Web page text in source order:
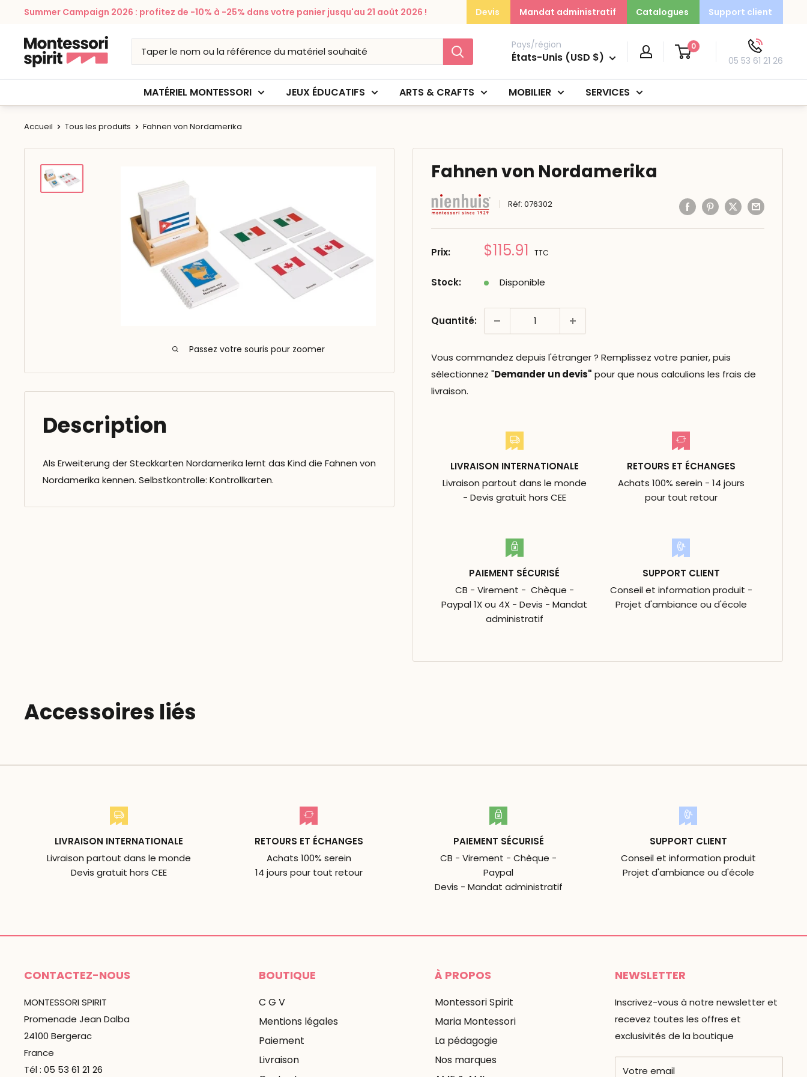
Passer
contenu
Summer Campaign 2026 : profitez de -10% à -25% dans votre panier jusqu'au 21 août 2026 ! Devis Mandat administratif Catalogues Support client
Montessori
Spirit
Pays/région
États-Unis (USD $)
0
05 53 61 21 26
MATÉRIEL MONTESSORI JEUX ÉDUCATIFS ARTS & CRAFTS MOBILIER SERVICES
Accueil Tous les produits Fahnen von Nordamerika
Passez votre souris pour zoomer
Fahnen von Nordamerika
Réf:076302
Prix: Prix
$115.91 TTC
Stock: Disponible
Quantité:
Vous commandez depuis l'étranger ? Remplissez votre panier, puis
sélectionnez "Demander un devis" pour que nous calculions les frais de
livraison.
LIVRAISON INTERNATIONALE
Livraison partout dans le monde
- Devis gratuit hors CEE
RETOURS ET ÉCHANGES
Achats 100% serein - 14 jours
pour tout retour
PAIEMENT SÉCURISÉ
CB - Virement - Chèque -
Paypal 1X ou 4X - Devis - Mandat
administratif
SUPPORT CLIENT
Conseil et information produit -
Projet d'ambiance ou d'école
Description
Als Erweiterung der Steckkarten Nordamerika lernt das Kind die Fahnen von
Nordamerika kennen. Selbstkontrolle: Kontrollkarten.
Accessoires liés
LIVRAISON INTERNATIONALE
Livraison partout dans le monde
Devis gratuit hors CEE
RETOURS ET ÉCHANGES
Achats 100% serein
14 jours pour tout retour
PAIEMENT SÉCURISÉ
CB - Virement - Chèque -
Paypal
Devis - Mandat administratif
SUPPORT CLIENT
Conseil et information produit
Projet d'ambiance ou d'école
CONTACTEZ-NOUS
MONTESSORI SPIRIT
Promenade Jean Dalba
24100 Bergerac
France
Tél : 05 53 61 21 26
BOUTIQUE
C G V
Mentions légales
Paiement
Livraison
À PROPOS
Montessori Spirit
Maria Montessori
La pédagogie
Nos marques
NEWSLETTER
Inscrivez-vous à notre newsletter et
recevez toutes les offres et
exclusivités de la boutique
Votre email